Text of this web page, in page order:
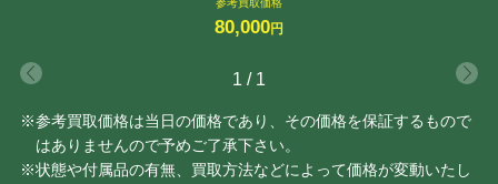
参考買取価格
80,000円
1 / 1
※参考買取価格は当日の価格であり、その価格を保証するもので
はありませんので予めご了承下さい。
※状態や付属品の有無、買取方法などによって価格が変動いたし